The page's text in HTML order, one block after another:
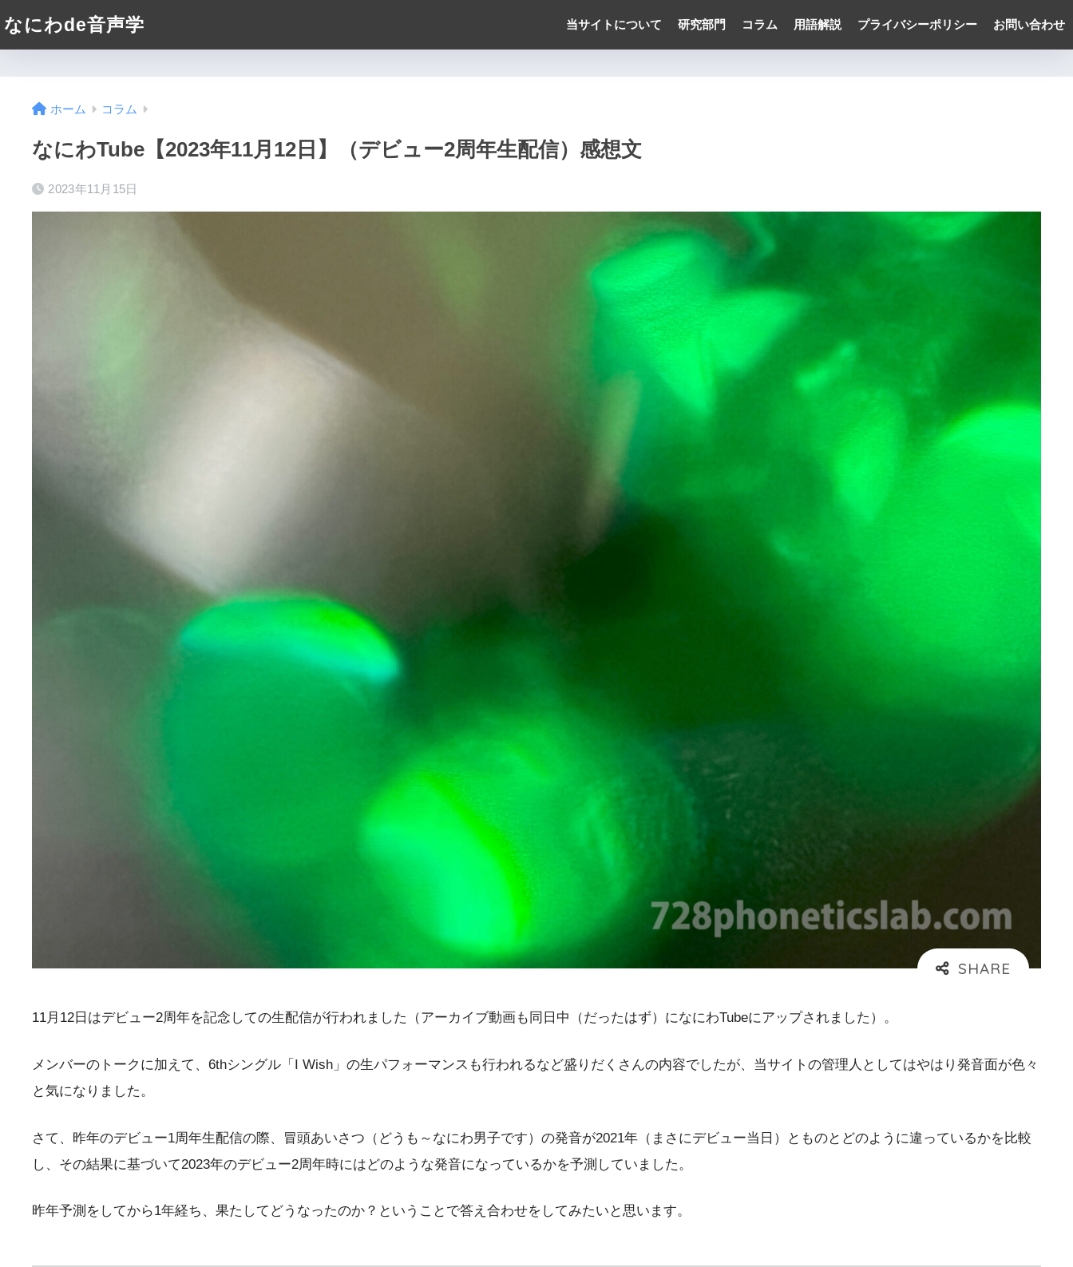
なにわde音声学 当サイトについて 研究部門 コラム 用語解説 プライバシーポリシー お問い合わせ
ホーム コラム
なにわTube【2023年11月12日】（デビュー2周年生配信）感想文
2023年11月15日
11月12日はデビュー2周年を記念しての生配信が行われました（アーカイブ動画も同日中（だったはず）になにわTubeにアップされました）。
メンバーのトークに加えて、6thシングル「I Wish」の生パフォーマンスも行われるなど盛りだくさんの内容でしたが、当サイトの管理人としてはやはり発音面が色々
と気になりました。
さて、昨年のデビュー1周年生配信の際、冒頭あいさつ（どうも～なにわ男子です）の発音が2021年（まさにデビュー当日）とものとどのように違っているかを比較
し、その結果に基づいて2023年のデビュー2周年時にはどのような発音になっているかを予測していました。
昨年予測をしてから1年経ち、果たしてどうなったのか？ということで答え合わせをしてみたいと思います。